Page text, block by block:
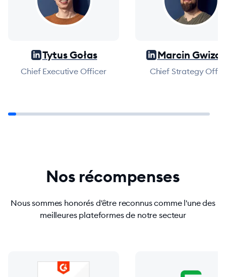
Tytus Gołas
Chief Executive Officer
Marcin
Chief Strategy
Nos récompenses
Nous sommes honorés d'être reconnus comme l'une des
meilleures plateformes de notre secteur